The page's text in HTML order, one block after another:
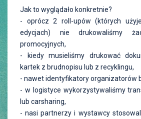
Jak to wyglądało konkretnie?
- oprócz 2 roll-upów (których
edycjach) nie drukowaliśmy
promocyjnych,
- kiedy musieliśmy drukować
kartek z brudnopisu lub z recyklingu,
- nawet identyfikatory organizatorów
- w logistyce wykorzystywaliśmy
lub carsharing,
- nasi partnerzy i wystawcy